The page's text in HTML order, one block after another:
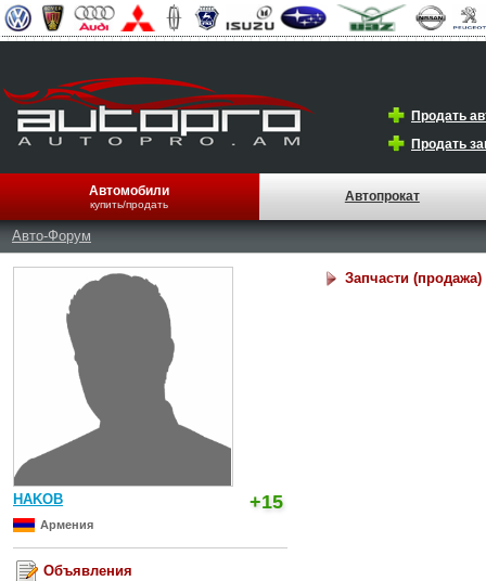
Продать
Продать
Автомобили
купить/продать
Автопрокат
Авто-Форум
HAKOB +15
Армения
Объявления
Запчасти (продажа)